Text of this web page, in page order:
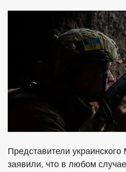
Представители
заявили, что в любом